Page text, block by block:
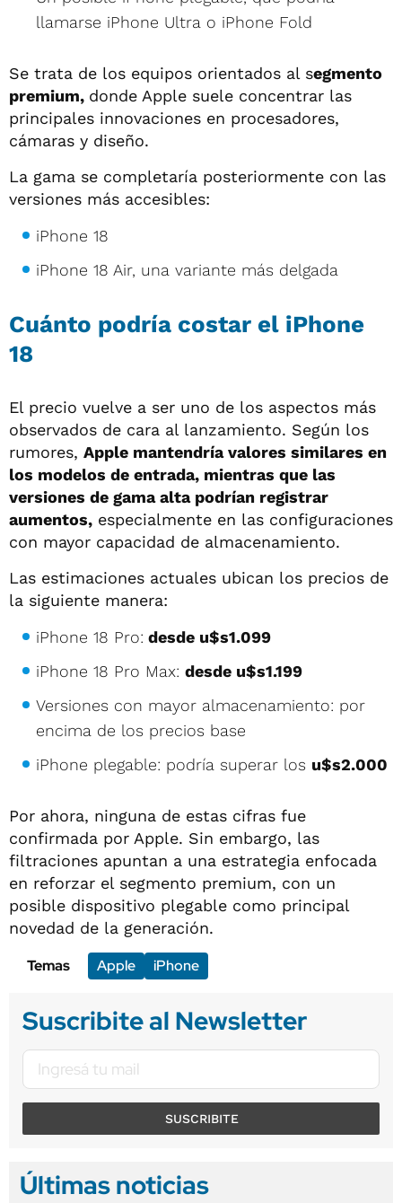
llamarse iPhone Ultra o iPhone Fold
Se trata de los equipos orientados al segmento
premium, donde Apple suele concentrar las
principales innovaciones en procesadores,
cámaras y diseño.
La gama se completaría posteriormente con las
versiones más accesibles:
iPhone 18
iPhone 18 Air, una variante más delgada
Cuánto podría costar el iPhone
18
El precio vuelve a ser uno de los aspectos más
observados de cara al lanzamiento. Según los
rumores, Apple mantendría valores similares en
los modelos de entrada, mientras que las
versiones de gama alta podrían registrar
aumentos, especialmente en las configuraciones
con mayor capacidad de almacenamiento.
Las estimaciones actuales ubican los precios de
la siguiente manera:
iPhone 18 Pro: desde u$s1.099
iPhone 18 Pro Max: desde u$s1.199
Versiones con mayor almacenamiento: por
encima de los precios base
iPhone plegable: podría superar los u$s2.000
Por ahora, ninguna de estas cifras fue
confirmada por Apple. Sin embargo, las
filtraciones apuntan a una estrategia enfocada
en reforzar el segmento premium, con un
posible dispositivo plegable como principal
novedad de la generación.
Temas
Apple iPhone
Suscribite al Newsletter
SUSCRIBITE
Últimas noticias